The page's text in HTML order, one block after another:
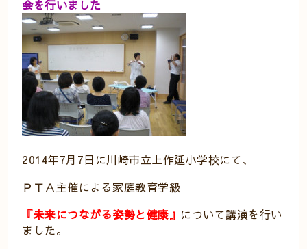
会を行いました
2014年7月7日に川崎市立上作延小学校にて、
ＰＴＡ主催による家庭教育学級
『未来につながる姿勢と健康』 について講演を行い
ました。